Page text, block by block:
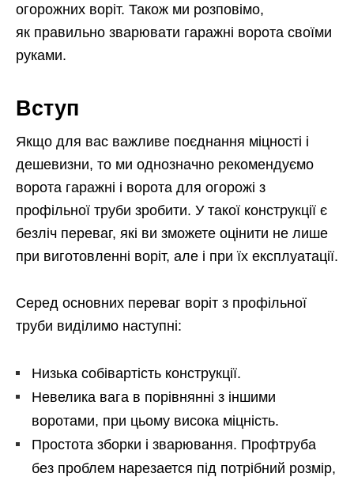
огорожних воріт. Також ми розповімо,
як правильно зварювати гаражні ворота своїми
руками.
Вступ
Якщо для вас важливе поєднання міцності і
дешевизни, то ми однозначно рекомендуємо
ворота гаражні і ворота для огорожі з
профільної труби зробити. У такої конструкції є
безліч переваг, які ви зможете оцінити не лише
при виготовленні воріт, але і при їх експлуатації.
Серед основних переваг воріт з профільної
труби виділимо наступні:
Низька собівартість конструкції.
Невелика вага в порівнянні з іншими
воротами, при цьому висока міцність.
Простота зборки і зварювання. Профтруба
без проблем нарезается під потрібний розмір,